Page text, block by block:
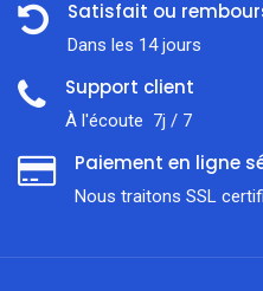
Satisfait ou
Dans les 14 jours
Support client
À l'écoute 7j / 7
Paiement en ligne
Nous traitons SSL